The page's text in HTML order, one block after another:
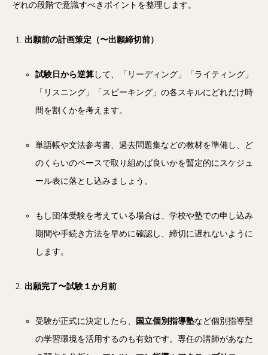
ぞれの段階で意識すべきポイントを整理します。
出願前の計画策定（〜出願締切前）
試験日から逆算 して、「リーディング」「ライティング」
「リスニング」「スピーキング」の各スキルにどれだけ時
間を割くかを考えます。
単語帳や文法参考書、過去問題集などの教材を準備し、ど
のくらいのペースで取り組めば良いかを暫定的にスケジュ
ール表に落とし込みましょう。
もし団体受験を考えている場合は、学校や塾での申し込み
期間や手続き方法を早めに確認し、締切に遅れないように
します。
出願完了〜試験１か月前
受験が正式に決定したら、 国立個別指導塾など個別指導型
の学習環境を活用するのも有効です。専任の講師があなた